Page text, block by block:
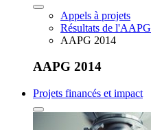
Appels à projets
Résultats de l'AAPG
AAPG 2014
AAPG 2014
Projets financés et impact